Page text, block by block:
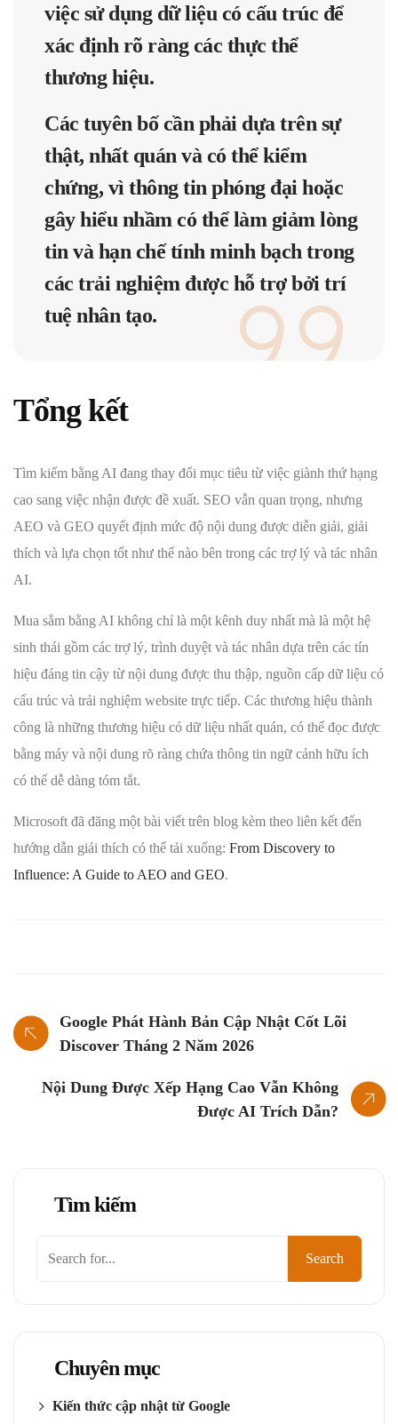
việc sử dụng dữ liệu có cấu trúc để
xác định rõ ràng các thực thể
thương hiệu.
Các tuyên bố cần phải dựa trên sự
thật, nhất quán và có thể kiểm
chứng, vì thông tin phóng đại hoặc
gây hiểu nhầm có thể làm giảm lòng
tin và hạn chế tính minh bạch trong
các trải nghiệm được hỗ trợ bởi trí
tuệ nhân tạo.
Tổng kết
Tìm kiếm bằng AI đang thay đổi mục tiêu từ việc giành thứ hạng
cao sang việc nhận được đề xuất. SEO vẫn quan trọng, nhưng
AEO và GEO quyết định mức độ nội dung được diễn giải, giải
thích và lựa chọn tốt như thế nào bên trong các trợ lý và tác nhân
AI.
Mua sắm bằng AI không chỉ là một kênh duy nhất mà là một hệ
sinh thái gồm các trợ lý, trình duyệt và tác nhân dựa trên các tín
hiệu đáng tin cậy từ nội dung được thu thập, nguồn cấp dữ liệu có
cấu trúc và trải nghiệm website trực tiếp. Các thương hiệu thành
công là những thương hiệu có dữ liệu nhất quán, có thể đọc được
bằng máy và nội dung rõ ràng chứa thông tin ngữ cảnh hữu ích
có thể dễ dàng tóm tắt.
Microsoft đã đăng một bài viết trên blog kèm theo liên kết đến
hướng dẫn giải thích có thể tải xuống: From Discovery to
Influence: A Guide to AEO and GEO.
Google Phát Hành Bản Cập Nhật Cốt Lõi
Discover Tháng 2 Năm 2026
Nội Dung Được Xếp Hạng Cao Vẫn Không
Được AI Trích Dẫn?
Tìm kiếm
Search
Chuyên mục
Kiến thức cập nhật từ Google